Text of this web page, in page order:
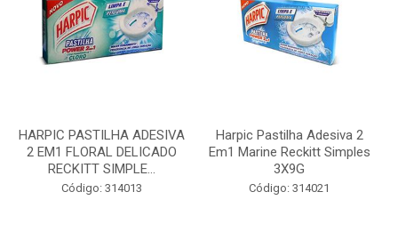
HARPIC PASTILHA ADESIVA
2 EM1 FLORAL DELICADO
RECKITT SIMPLE...
Código: 314013
Harpic Pastilha Adesiva 2
Em1 Marine Reckitt Simples
3X9G
Código: 314021